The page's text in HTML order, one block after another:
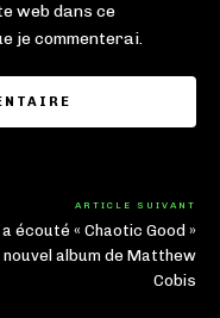
web dans ce
je commenterai.
ARTICLE SUIVANT
a écouté « Chaotic Good »
nouvel album de Matthew
Cobis